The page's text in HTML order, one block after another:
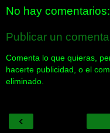
No hay comentarios:
Publicar un
Comenta lo que quieras,
hacerte publicidad, o el
eliminado.
‹